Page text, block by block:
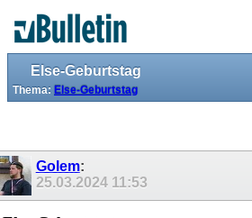
Else-Geburtstag
Thema: Else-Geburtstag
Golem:
25.03.2024 11:53